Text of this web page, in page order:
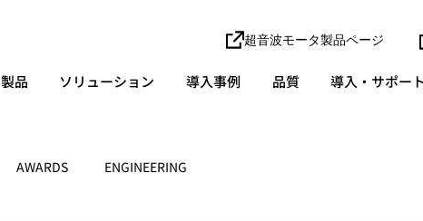
製品 ソリューション 導入事例 品質 導入・サポー
超音波モータ製品ページ
AWARDS ENGINEERING